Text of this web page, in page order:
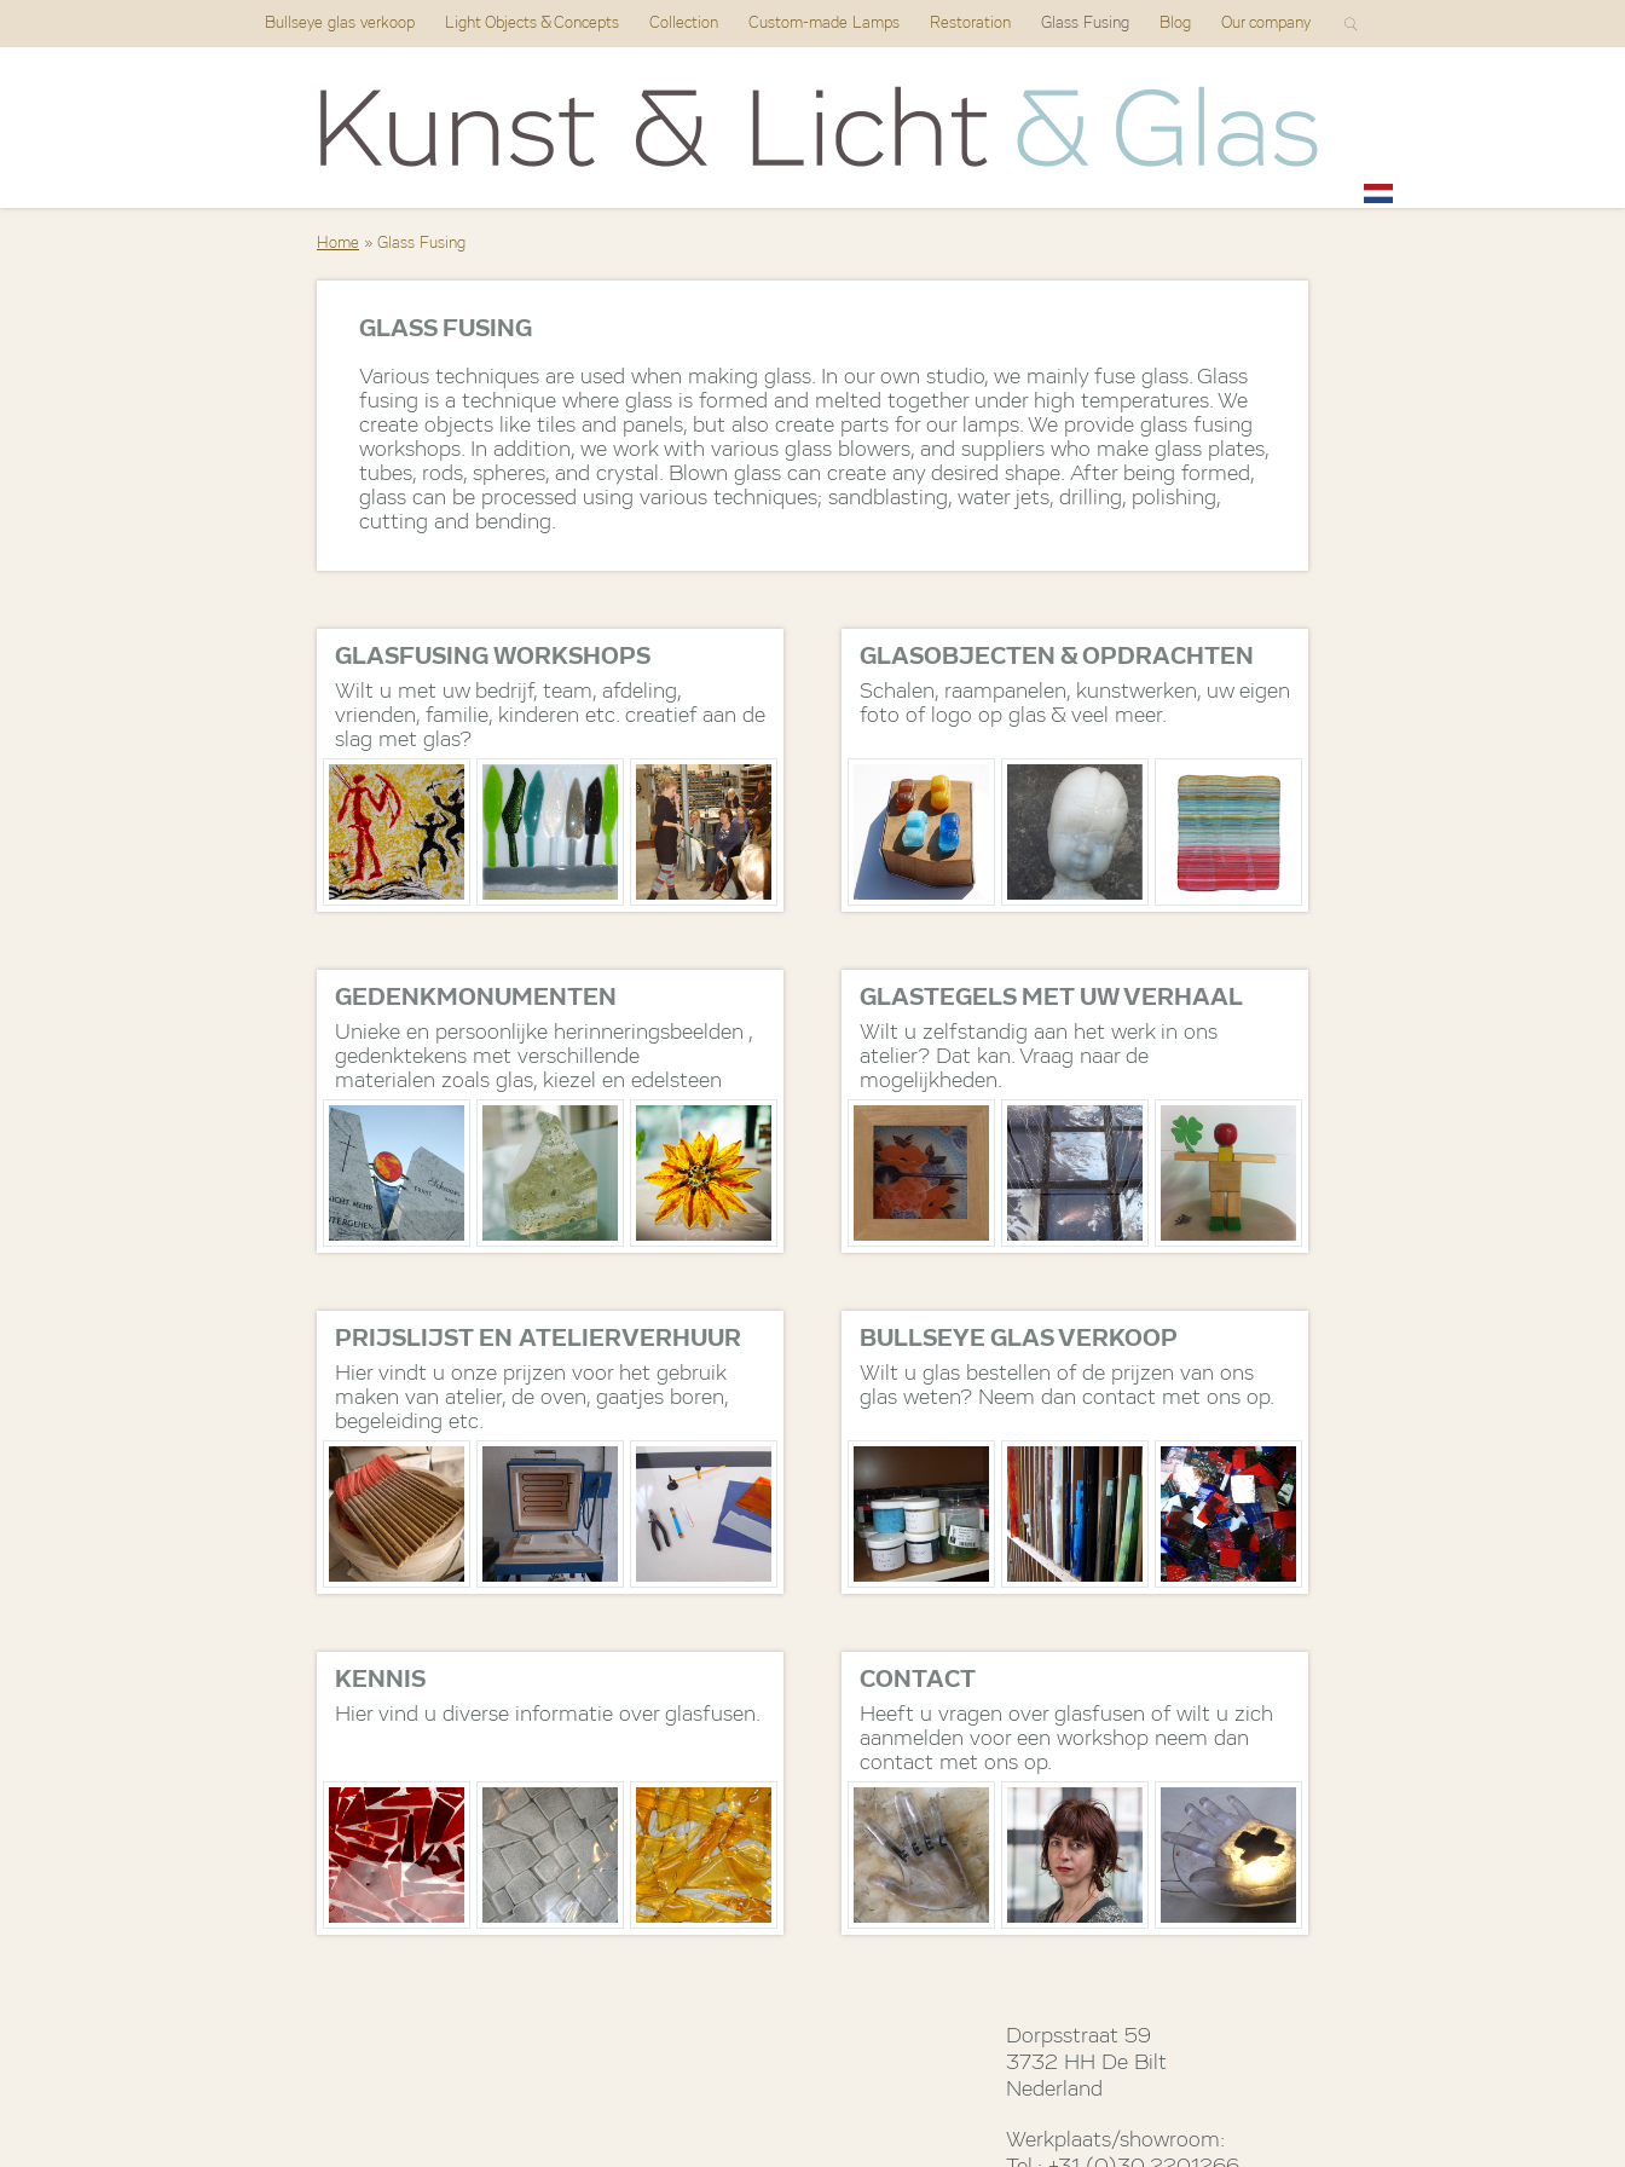
Bullseye glas verkoop Light Objects & Concepts Collection Custom-made Lamps Restoration Glass Fusing Blog Our company
Home » Glass Fusing
GLASS FUSING
Various techniques are used when making glass. In our own studio, we mainly fuse glass. Glass
fusing is a technique where glass is formed and melted together under high temperatures. We
create objects like tiles and panels, but also create parts for our lamps. We provide glass fusing
workshops. In addition, we work with various glass blowers, and suppliers who make glass plates,
tubes, rods, spheres, and crystal. Blown glass can create any desired shape. After being formed,
glass can be processed using various techniques; sandblasting, water jets, drilling, polishing,
cutting and bending.
GLASFUSING WORKSHOPS
Wilt u met uw bedrijf, team, afdeling,
vrienden, familie, kinderen etc. creatief aan de
slag met glas?
GLASOBJECTEN & OPDRACHTEN
Schalen, raampanelen, kunstwerken, uw eigen
foto of logo op glas & veel meer.
GEDENKMONUMENTEN
Unieke en persoonlijke herinneringsbeelden ,
gedenktekens met verschillende
materialen zoals glas, kiezel en edelsteen
mozaïek, RVS en messing.
GLASTEGELS MET UW VERHAAL
Wilt u zelfstandig aan het werk in ons
atelier? Dat kan. Vraag naar de
mogelijkheden.
PRIJSLIJST EN ATELIERVERHUUR
Hier vindt u onze prijzen voor het gebruik
maken van atelier, de oven, gaatjes boren,
begeleiding etc.
BULLSEYE GLAS VERKOOP
Wilt u glas bestellen of de prijzen van ons
glas weten? Neem dan contact met ons op.
KENNIS
Hier vind u diverse informatie over glasfusen.
CONTACT
Heeft u vragen over glasfusen of wilt u zich
aanmelden voor een workshop neem dan
contact met ons op.
Dorpsstraat 59
3732 HH De Bilt
Nederland
Werkplaats/showroom: